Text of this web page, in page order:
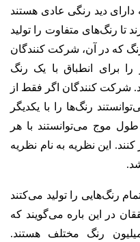
دید رنگی عادی هستند
تا رنگ‌های متفاوت را تولید
که در آن، شرکت کنندگان
برای انطباق با یک رنگ
شرکت کنندگان اگر فقط از
رنگ‌ها را با یکدیگر
طول موج می‌توانستند با هر
این نظریه به نام نظریه
رنگ‌هایی را تولید می‌کتند
در این باره می‌گویند که
رنگ مختلف هستند.